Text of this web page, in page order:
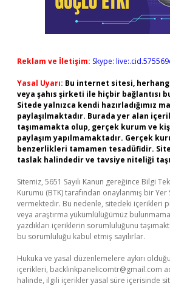
Reklam ve İletişim: Skype:
Yasal Uyarı: Bu internet sitesi,
veya şahıs şirketi ile hiçbir bağlantısı
Sitede yalnızca kendi hazırladığımız
paylaşılmaktadır. Burada yer alan
taşımamakta olup, gerçek kurum ve
paylaşım yapılmamaktadır. Gerçek
benzerlikleri tamamen tesadüfidir.
taslak halindedir ve tavsiye niteliği
Sitemiz, 5651 Sayılı Kanun gereğince Bilgi
Kurumu (BTK) tarafından onaylanmış bir Yer
vermektedir. Bu nedenle, sitedeki içerikleri
veya araştırma yükümlülüğümüz
yazdıkları içeriklerin sorumluluğunu
bu sorumluluğu kabul etmiş sayılırlar.
Hukuka ve yasal düzenlemelere aykırı
içerikleri, backlinkpanelicomtr@gmail.com
halinde, ilgili içerikler yasal süre içerisinde